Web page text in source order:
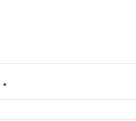
*